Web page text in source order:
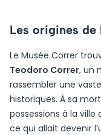
Les origines
Le Musée Correr
Teodoro Correr, un
rassembler une
historiques. À sa
possessions à la ville
ce qui allait devenir